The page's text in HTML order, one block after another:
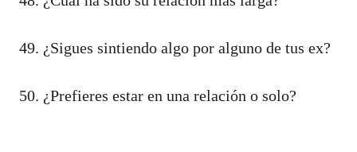
49. ¿Sigues sintiendo algo por alguno de tus ex?
50. ¿Prefieres estar en una relación o solo?